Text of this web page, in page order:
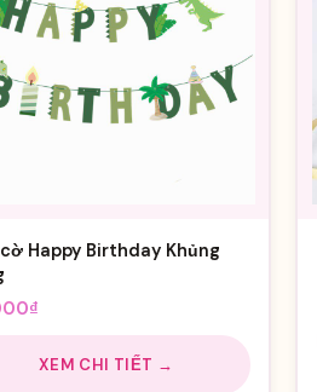
Happy Birthday Khủng
₫
XEM CHI TIẾT →